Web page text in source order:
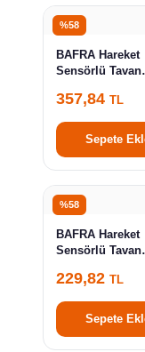
%58
BAFRA Hareket
Sensörlü Tavan
Kitli 18W Ledli
BFR104-P
357,84 TL
Sepete
%58
BAFRA Hareket
Sensörlü Tavan
E27 Duylu Beyaz
BFR101
229,82 TL
Sepete